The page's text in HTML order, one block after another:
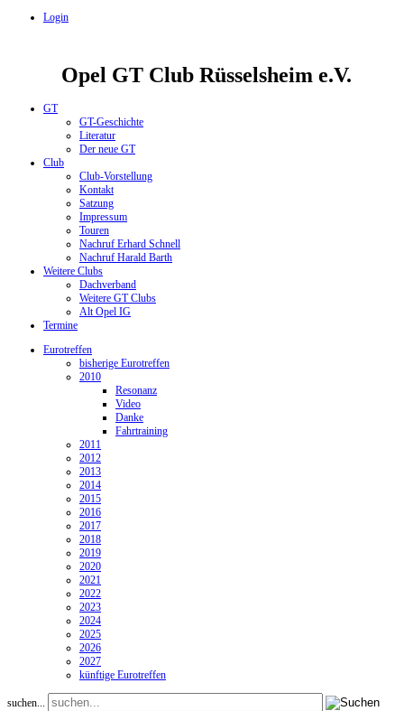
Login
Opel GT Club Rüsselsheim e.V.
GT
GT-Geschichte
Literatur
Der neue GT
Club
Club-Vorstellung
Kontakt
Satzung
Impressum
Touren
Nachruf Erhard Schnell
Nachruf Harald Barth
Weitere Clubs
Dachverband
Weitere GT Clubs
Alt Opel IG
Termine
Eurotreffen
bisherige Eurotreffen
2010
Resonanz
Video
Danke
Fahrtraining
2011
2012
2013
2014
2015
2016
2017
2018
2019
2020
2021
2022
2023
2024
2025
2026
2027
künftige Eurotreffen
suchen...